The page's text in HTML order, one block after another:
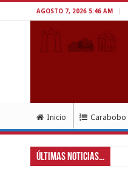
AGOSTO 7, 2026 5:46 AM
Inicio Carabobo
Últimas Noticias...